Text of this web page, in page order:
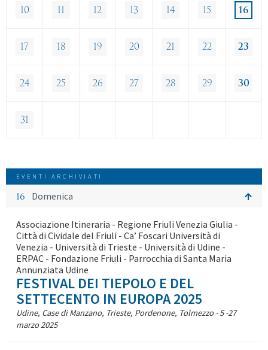
10 11 12 13 14 15 16
17 18 19 20 21 22 23
24 25 26 27 28 29 30
31
EVENTI ARCHIVIATI
16 Domenica
Associazione Itineraria - Regione Friuli Venezia Giulia -
Città di Cividale del Friuli - Ca’ Foscari Università di
Venezia - Università di Trieste - Università di Udine -
ERPAC - Fondazione Friuli - Parrocchia di Santa Maria
Annunziata Udine
FESTIVAL DEI TIEPOLO E DEL
SETTECENTO IN EUROPA 2025
Udine, Case di Manzano, Trieste, Pordenone, Tolmezzo - 5 -27
marzo 2025